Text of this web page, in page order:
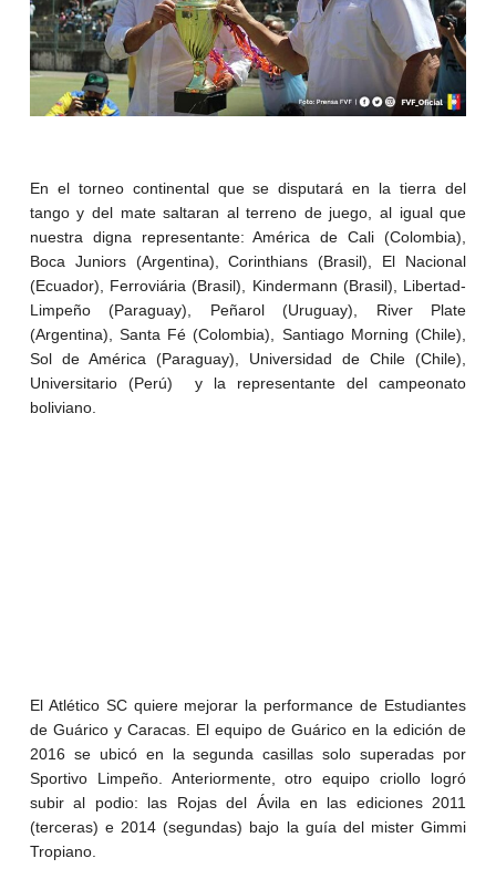
En el torneo continental que se disputará en la tierra del
tango y del mate saltaran al terreno de juego, al igual que
nuestra digna representante: América de Cali (Colombia),
Boca Juniors (Argentina), Corinthians (Brasil), El Nacional
(Ecuador), Ferroviária (Brasil), Kindermann (Brasil), Libertad-
Limpeño (Paraguay), Peñarol (Uruguay), River Plate
(Argentina), Santa Fé (Colombia), Santiago Morning (Chile),
Sol de América (Paraguay), Universidad de Chile (Chile),
Universitario (Perú) y la representante del campeonato
boliviano.
El Atlético SC quiere mejorar la performance de Estudiantes
de Guárico y Caracas. El equipo de Guárico en la edición de
2016 se ubicó en la segunda casillas solo superadas por
Sportivo Limpeño. Anteriormente, otro equipo criollo logró
subir al podio: las Rojas del Ávila en las ediciones 2011
(terceras) e 2014 (segundas) bajo la guía del mister Gimmi
Tropiano.